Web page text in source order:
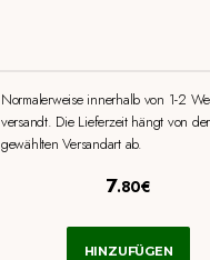
Normalerweise innerhalb von 1-2
versandt. Die Lieferzeit hängt von der
gewählten Versandart ab.
7.80€
HINZUFÜGEN